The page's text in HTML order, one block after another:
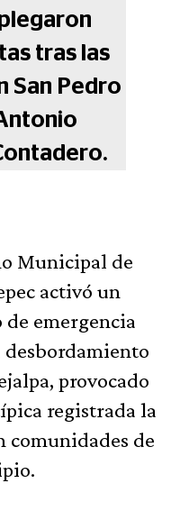
tras las
San Pedro
Municipal de
activó un
emergencia
provocado
registrada la
comunidades de